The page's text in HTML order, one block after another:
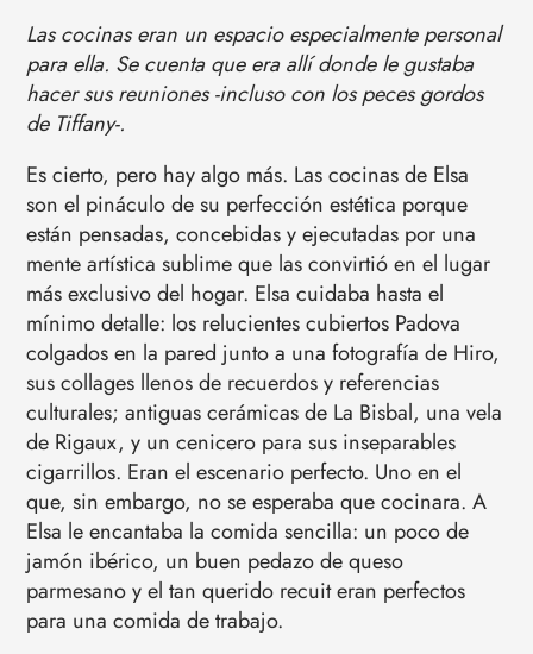
Las cocinas eran un espacio especialmente personal
para ella. Se cuenta que era allí donde le gustaba
hacer sus reuniones -incluso con los peces gordos
de Tiffany-.
Es cierto, pero hay algo más. Las cocinas de Elsa
son el pináculo de su perfección estética porque
están pensadas, concebidas y ejecutadas por una
mente artística sublime que las convirtió en el lugar
más exclusivo del hogar. Elsa cuidaba hasta el
mínimo detalle: los relucientes cubiertos Padova
colgados en la pared junto a una fotografía de Hiro,
sus collages llenos de recuerdos y referencias
culturales; antiguas cerámicas de La Bisbal, una vela
de Rigaux, y un cenicero para sus inseparables
cigarrillos. Eran el escenario perfecto. Uno en el
que, sin embargo, no se esperaba que cocinara. A
Elsa le encantaba la comida sencilla: un poco de
jamón ibérico, un buen pedazo de queso
parmesano y el tan querido recuit eran perfectos
para una comida de trabajo.